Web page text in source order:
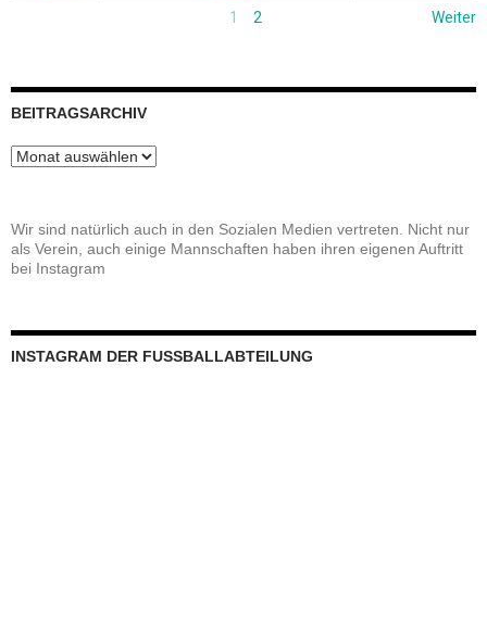
1 2 Weiter
BEITRAGSARCHIV
Beitragsarchiv
Wir sind natürlich auch in den Sozialen Medien vertreten. Nicht nur
als Verein, auch einige Mannschaften haben ihren eigenen Auftritt
bei Instagram
INSTAGRAM DER FUSSBALLABTEILUNG